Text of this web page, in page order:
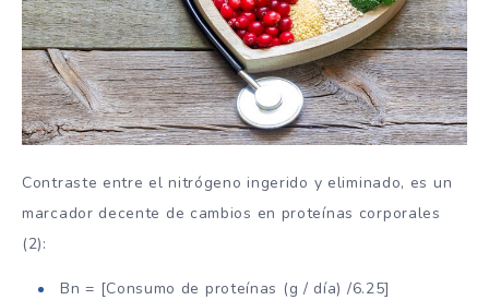
Contraste entre el nitrógeno ingerido y eliminado, es un
marcador decente de cambios en proteínas corporales
(2):
Bn = [Consumo de proteínas (g / día) /6.25]